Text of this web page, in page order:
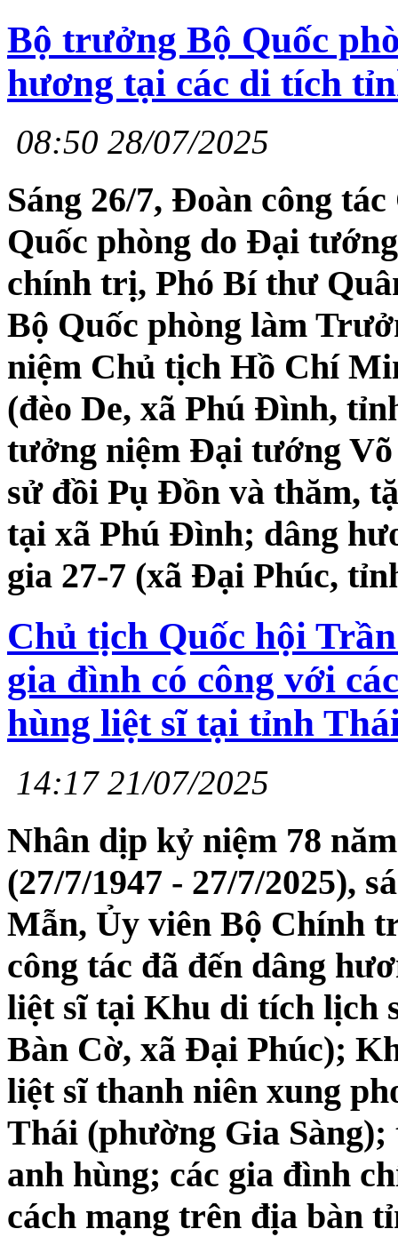
Bộ trưởng Bộ Quốc
hương tại các di tích
08:50 28/07/2025
Sáng 26/7, Đoàn công
Quốc phòng do Đại
chính trị, Phó Bí thư
Bộ Quốc phòng làm
niệm Chủ tịch Hồ Chí
(đèo De, xã Phú Đình,
tưởng niệm Đại tướng
sử đồi Pụ Đồn và thăm,
tại xã Phú Đình; dâng
gia 27-7 (xã Đại Phúc,
Chủ tịch Quốc hội
gia đình có công với
hùng liệt sĩ tại tỉnh
14:17 21/07/2025
Nhân dịp kỷ niệm 78
(27/7/1947 - 27/7/2025),
Mẫn, Ủy viên Bộ Chính
công tác đã đến dâng
liệt sĩ tại Khu di tích lịch
Bàn Cờ, xã Đại Phúc);
liệt sĩ thanh niên xung
Thái (phường Gia
anh hùng; các gia đình
cách mạng trên địa bàn